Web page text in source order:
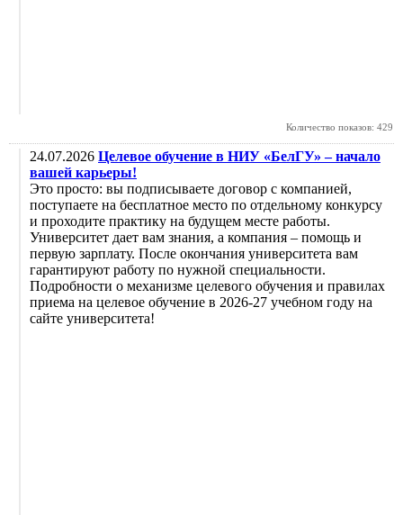
Количество показов: 429
24.07.2026 Целевое обучение в НИУ «БелГУ» – начало
вашей карьеры!
Это просто: вы подписываете договор с компанией,
поступаете на бесплатное место по отдельному конкурсу
и проходите практику на будущем месте работы.
Университет дает вам знания, а компания – помощь и
первую зарплату. После окончания университета вам
гарантируют работу по нужной специальности.
Подробности о механизме целевого обучения и правилах
приема на целевое обучение в 2026-27 учебном году на
сайте университета!